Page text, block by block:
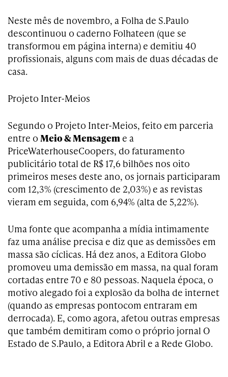
Neste mês de novembro, a Folha de S.Paulo
descontinuou o caderno Folhateen (que se
transformou em página interna) e demitiu 40
profissionais, alguns com mais de duas décadas de
casa.
Projeto Inter-Meios
Segundo o Projeto Inter-Meios, feito em parceria
entre o Meio & Mensagem e a
PriceWaterhouseCoopers, do faturamento
publicitário total de R$ 17,6 bilhões nos oito
primeiros meses deste ano, os jornais participaram
com 12,3% (crescimento de 2,03%) e as revistas
vieram em seguida, com 6,94% (alta de 5,22%).
Uma fonte que acompanha a mídia intimamente
faz uma análise precisa e diz que as demissões em
massa são cíclicas. Há dez anos, a Editora Globo
promoveu uma demissão em massa, na qual foram
cortadas entre 70 e 80 pessoas. Naquela época, o
motivo alegado foi a explosão da bolha de internet
(quando as empresas pontocom entraram em
derrocada). E, como agora, afetou outras empresas
que também demitiram como o próprio jornal O
Estado de S.Paulo, a Editora Abril e a Rede Globo.